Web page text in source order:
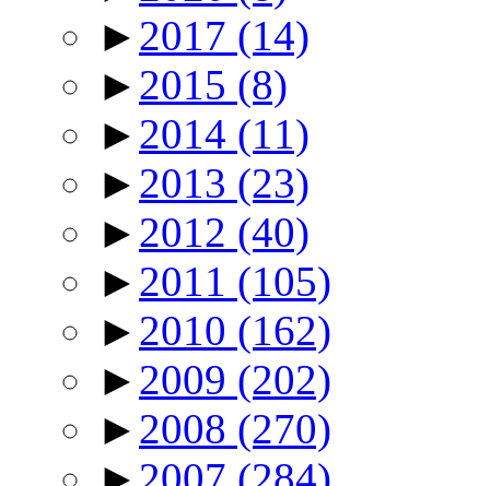
► 2017 (14)
► 2015 (8)
► 2014 (11)
► 2013 (23)
► 2012 (40)
► 2011 (105)
► 2010 (162)
► 2009 (202)
► 2008 (270)